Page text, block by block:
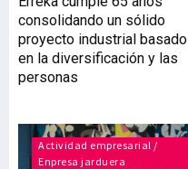
consolidando un sólido
proyecto industrial basado
en la diversificación y las
personas
Actividad empresarial /
Enpresa jarduera